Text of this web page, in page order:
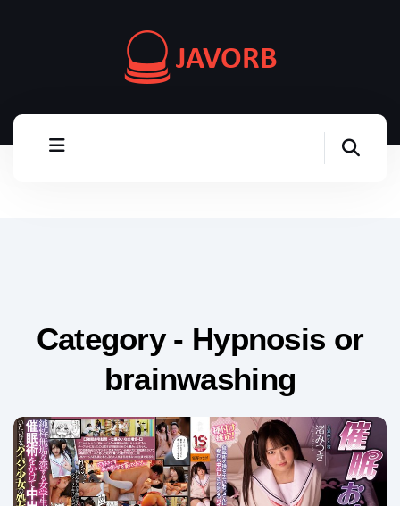
Category - Hypnosis or
brainwashing